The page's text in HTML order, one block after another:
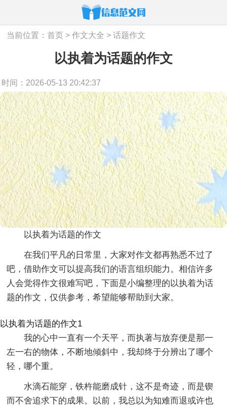
当前位置：首页 >作文大全 >话题作文
以执着为话题的作文
时间：2026-05-13 20:42:37
以执着为话题的作文
在我们平凡的日常里，大家对作文都再熟悉不过了
吧，借助作文可以提高我们的语言组织能力。相信许多
人会觉得作文很难写吧，下面是小编整理的以执着为话
题的作文，仅供参考，希望能够帮助到大家。
以执着为话题的作文1
我的心中一直有一个天平，而执著与放弃便是那一
左一右的物体，不断地倾斜中，我却终于分辨出了哪个
轻，哪个重。
水滴石能穿，铁杵能磨成针，这不是奇迹，而是锲
而不舍追求下的成果。以前，我总以为知难而退或许也